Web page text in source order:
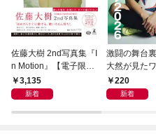
佐藤大樹 2nd写真集『I
n Motion』【電子限定
動画特典付き】
3,135
新着
激闘の舞台
大然が見た
ップ2026
220
新着